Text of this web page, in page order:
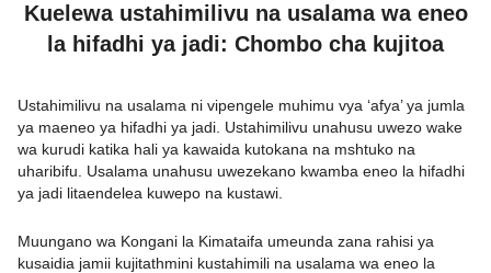
Kuelewa ustahimilivu na usalama wa eneo
la hifadhi ya jadi: Chombo cha kujitoa
Ustahimilivu na usalama ni vipengele muhimu vya ‘afya’ ya jumla
ya maeneo ya hifadhi ya jadi. Ustahimilivu unahusu uwezo wake
wa kurudi katika hali ya kawaida kutokana na mshtuko na
uharibifu. Usalama unahusu uwezekano kwamba eneo la hifadhi
ya jadi litaendelea kuwepo na kustawi.
Muungano wa Kongani la Kimataifa umeunda zana rahisi ya
kusaidia jamii kujitathmini kustahimili na usalama wa eneo la